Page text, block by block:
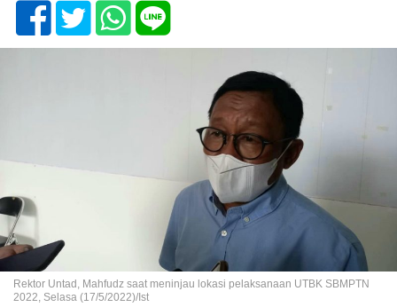
Rektor Untad, Mahfudz saat meninjau lokasi pelaksanaan UTBK SBMPTN
2022, Selasa (17/5/2022)/Ist